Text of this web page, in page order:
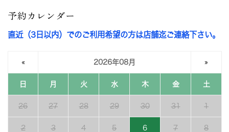
予約カレンダー
直近（3日以内）でのご利用希望の方は店舗迄ご連絡下さい。
« 2026年08月 »
日 月 火 水 木 金 土
26 27 28 29 30 31 1
2 3 4 5 6 7 8